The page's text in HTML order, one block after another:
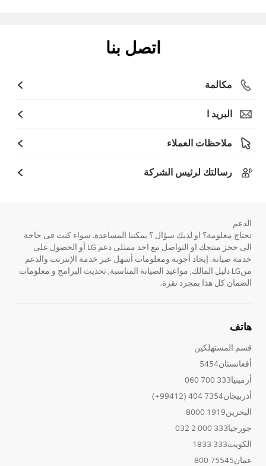
اتصل بنا
مكالمة
البريد ا
ملاحظات العملاء
رسالتك لرئيس الشركة
الدعم
تحتاج معلومة؟ او لديك سؤال ؟ يمكننا المساعدة. سواء كنت فى حاجة
الى حجز منتجك او التواصل مع احد ممثلى دعم LG أو الحصول على
خدمة صيانة. إيجاد أجوبة ومعلومات أسهل عبر خدمة الإنترنت والدعم
منLG دليل المالك, مواعيد الصيانة المناسبة, تحديث البرامج و معلومات
الضمان كل هذا بمجرد نقرة.
هاتف
قسم المستهلكين
أفغانستان5454
أرمينيا333 700 060
أذربيجان7354 404 (99412+)
البحرين1919 8000
جورجيا333 000 2 032
الكويت333 1833
عمان75545 800